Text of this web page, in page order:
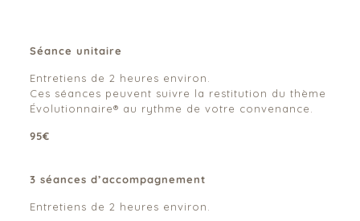
Séance unitaire
Entretiens de 2 heures environ.
Ces séances peuvent suivre la restitution du thème
Évolutionnaire® au rythme de votre convenance.
95€
3 séances d’accompagnement
Entretiens de 2 heures environ.